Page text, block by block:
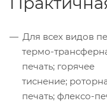
Для всех видов
термо-
печать; горячее
тиснение;
печать; флексо-